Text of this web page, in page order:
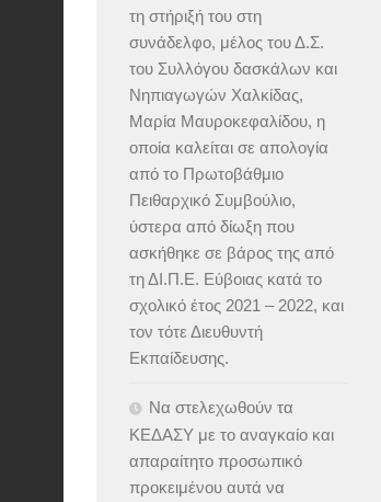
τη στήριξή του στη
συνάδελφο, μέλος του Δ.Σ.
του Συλλόγου δασκάλων και
Νηπιαγωγών Χαλκίδας,
Μαρία Μαυροκεφαλίδου, η
οποία καλείται σε απολογία
από το Πρωτοβάθμιο
Πειθαρχικό Συμβούλιο,
ύστερα από δίωξη που
ασκήθηκε σε βάρος της από
τη ΔΙ.Π.Ε. Εύβοιας κατά το
σχολικό έτος 2021 – 2022, και
τον τότε Διευθυντή
Εκπαίδευσης.
Να στελεχωθούν τα
ΚΕΔΑΣΥ με το αναγκαίο και
απαραίτητο προσωπικό
προκειμένου αυτά να